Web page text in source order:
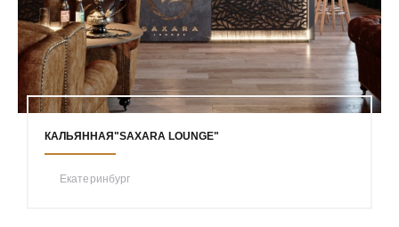
КАЛЬЯННАЯ"SAXARA LOUNGE"
Екатеринбург